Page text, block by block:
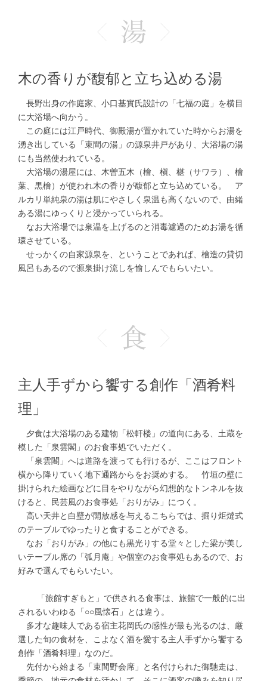
木の香りが馥郁と立ち込める湯
長野出身の作庭家、小口基實氏設計の「七福の庭」を横目
に大浴場へ向かう。
この庭には江戸時代、御殿湯が置かれていた時からお湯を
湧き出している「束間の湯」の源泉井戸があり、大浴場の湯
にも当然使われている。
大浴場の湯屋には、木曽五木（檜、槇、椹（サワラ）、檜
葉、黒檜）が使われ木の香りが馥郁と立ち込めている。 ア
ルカリ単純泉の湯は肌にやさしく泉温も高くないので、由緒
ある湯にゆっくりと浸かっていられる。
なお大浴場では泉温を上げるのと消毒濾過のためお湯を循
環させている。
せっかくの自家源泉を、ということであれば、檜造の貸切
風呂もあるので源泉掛け流しを愉しんでもらいたい。
主人手ずから饗する創作「酒肴料
理」
夕食は大浴場のある建物「松軒楼」の道向にある、土蔵を
模した「泉雲閣」のお食事処でいただく。
「泉雲閣」へは道路を渡っても行けるが、ここはフロント
横から降りていく地下通路からをお奨めする。 竹垣の壁に
掛けられた絵画などに目をやりながら幻想的なトンネルを抜
けると、民芸風のお食事処「おりがみ」につく。
高い天井と白壁が開放感を与えるこちらでは、掘り炬燵式
のテーブルでゆったりと食することができる。
なお「おりがみ」の他にも黒光りする堂々とした梁が美し
いテーブル席の「弧月庵」や個室のお食事処もあるので、お
好みで選んでもらいたい。
「旅館すぎもと」で供される食事は、旅館で一般的に出
されるいわゆる「○○風懐石」とは違う。
多才な趣味人である宿主花岡氏の感性が最も光るのは、厳
選した旬の食材を、こよなく酒を愛する主人手ずから饗する
創作「酒肴料理」なのだ。
先付から始まる「束間野会席」と名付けられた御馳走は、